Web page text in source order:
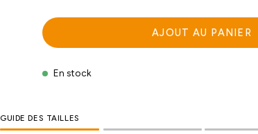
AJOUT AU PANIER
En stock
GUIDE DES TAILLES